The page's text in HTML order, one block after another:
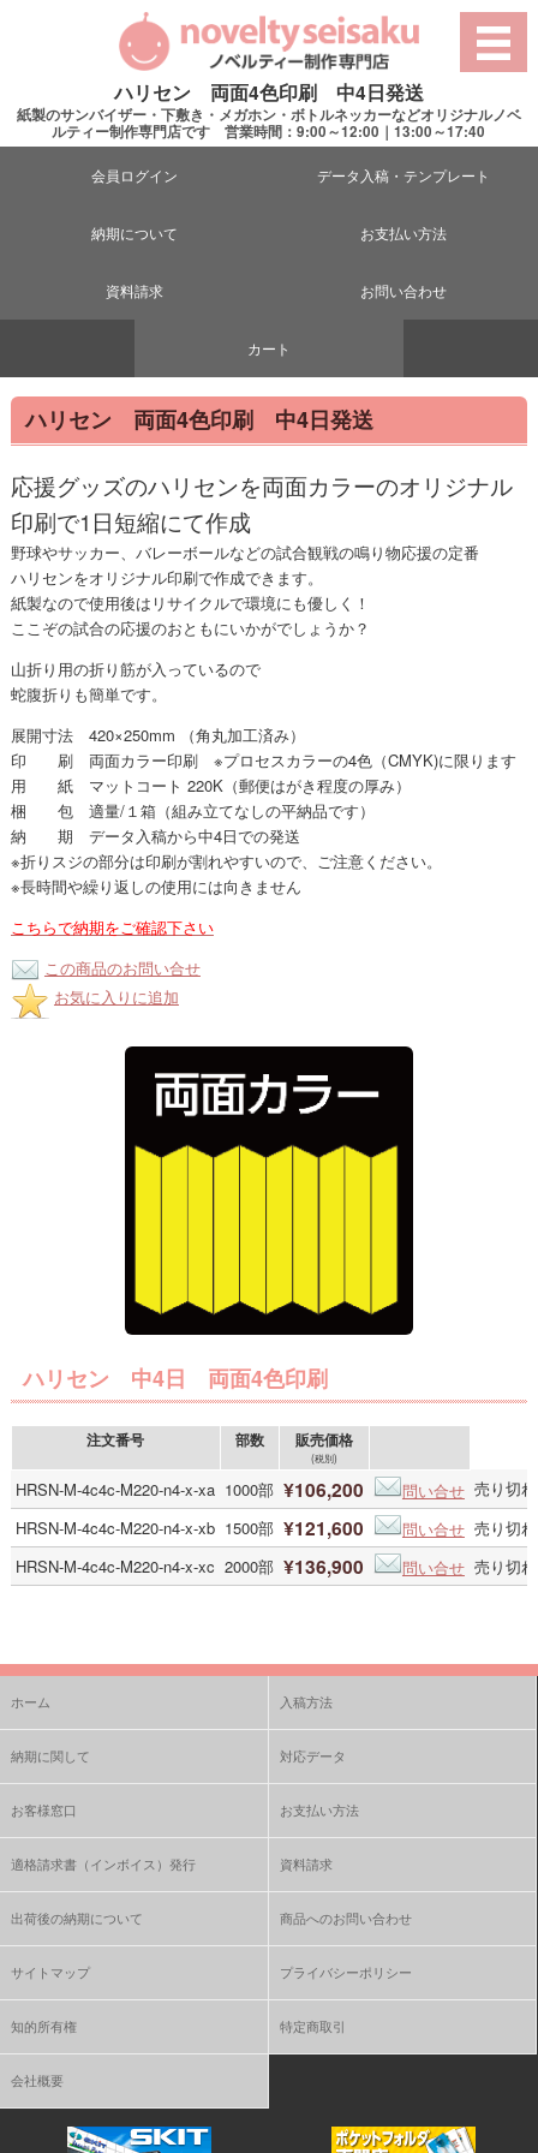
ハリセン 両面4色印刷 中4日発送
紙製のサンバイザー・下敷き・メガホン・ボトルネッカーなどオリジナルノベ
ルティー制作専門店です 営業時間：9:00～12:00｜13:00～17:40
会員ログイン データ入稿・テンプレート
納期について お支払い方法
資料請求 お問い合わせ
カート
ハリセン 両面4色印刷 中4日発送
応援グッズのハリセンを両面カラーのオリジナル
印刷で1日短縮にて作成
野球やサッカー、バレーボールなどの試合観戦の鳴り物応援の定番
ハリセンをオリジナル印刷で作成できます。
紙製なので使用後はリサイクルで環境にも優しく！
ここぞの試合の応援のおともにいかがでしょうか？
山折り用の折り筋が入っているので
蛇腹折りも簡単です。
展開寸法 420×250mm （角丸加工済み）
印 刷 両面カラー印刷 ※プロセスカラーの4色（CMYK)に限ります
用 紙 マットコート 220K（郵便はがき程度の厚み）
梱 包 適量/１箱（組み立てなしの平納品です）
納 期 データ入稿から中4日での発送
※折りスジの部分は印刷が割れやすいので、ご注意ください。
※長時間や繰り返しの使用には向きません
こちらで納期をご確認下さい
この商品のお問い合せ
お気に入りに追加
ハリセン 中4日 両面4色印刷
注文番号 部数 販売価格
(税別)
HRSN-M-4c4c-M220-n4-x-xa 1000部 ¥106,200 問い合せ 売り切れ
HRSN-M-4c4c-M220-n4-x-xb 1500部 ¥121,600 問い合せ 売り切れ
HRSN-M-4c4c-M220-n4-x-xc 2000部 ¥136,900 問い合せ 売り切れ
ホーム 入稿方法
納期に関して 対応データ
お客様窓口 お支払い方法
適格請求書（インボイス）発行 資料請求
出荷後の納期について 商品へのお問い合わせ
サイトマップ プライバシーポリシー
知的所有権 特定商取引
会社概要